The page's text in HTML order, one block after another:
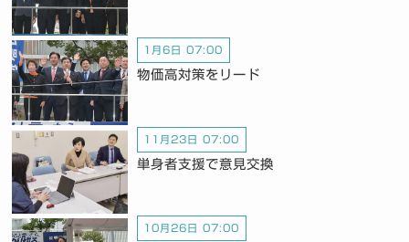
1月6日 07:00
物価高対策をリード
11月23日 07:00
単身者支援で意見交換
10月26日 07:00